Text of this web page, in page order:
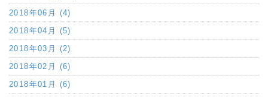
2018年06月 (4)
2018年04月 (5)
2018年03月 (2)
2018年02月 (6)
2018年01月 (6)